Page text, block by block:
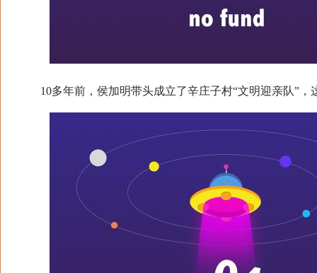
10多年前，侯加明带头成立了辛庄子村“文明迎亲队”，